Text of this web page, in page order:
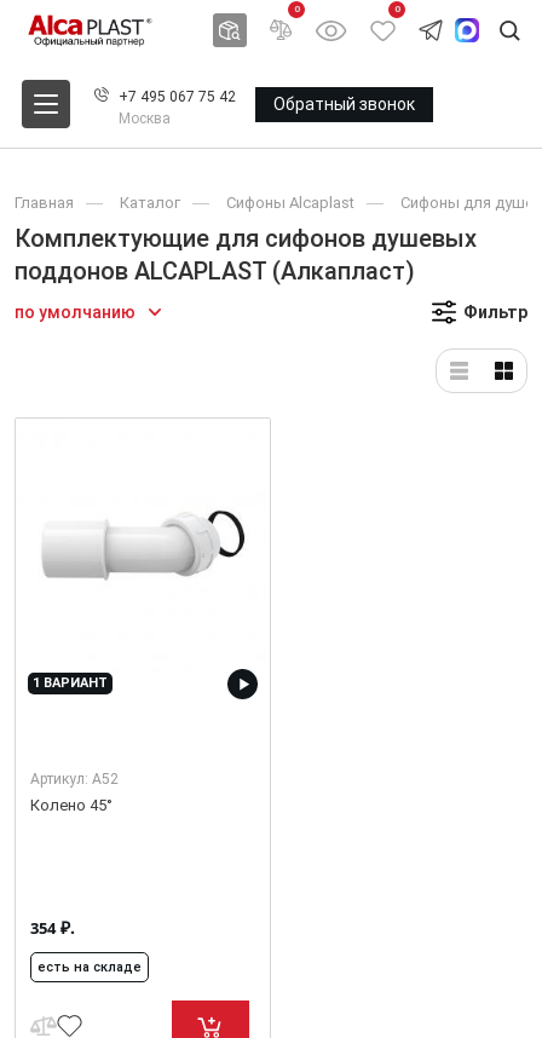
0 0
+7 495 067 75 42
Москва
Обратный звонок
Главная Каталог Сифоны Alcaplast Сифоны для
Комплектующие для сифонов душевых
поддонов ALCAPLAST (Алкапласт)
по умолчанию Фильтр
1 ВАРИАНТ
Артикул: A52
Колено 45°
354₽.
есть на складе